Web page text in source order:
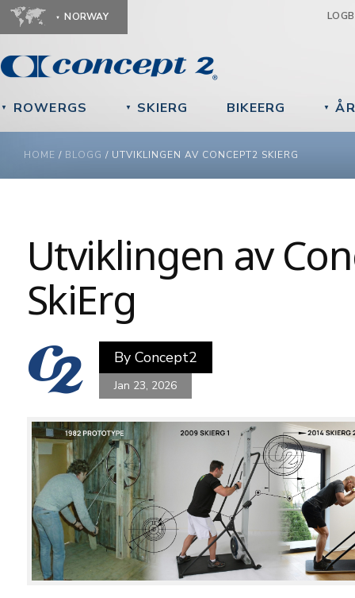
NORWAY
▼ ROWERGS ▼ SKIERG BIKEERG ▼
YOU ARE HERE
HOME / BLOGG / UTVIKLINGEN AV CONCEPT2 SKIERG
Utviklingen av
SkiErg
By Concept2
Jan 23, 2026